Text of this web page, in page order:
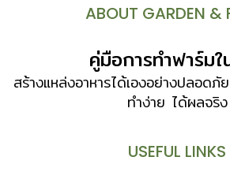
ABOUT GARDEN &
คู่มือการทำฟาร์มใ
สร้างแหล่งอาหารได้เองอย่างปลอด
ทำง่าย ได้ผลจริง
USEFUL LINKS